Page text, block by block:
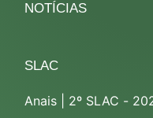
NOTÍCIAS
SLAC
Anais | 2º SLAC -